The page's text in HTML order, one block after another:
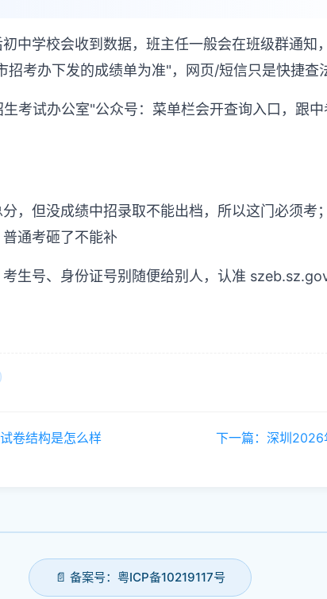
中学校会收到数据，班主任一般会在班级群通知
考办下发的成绩单为准"，网页/短信只是快捷查
考试办公室"公众号：菜单栏会开查询入口，跟
，但没成绩中招录取不能出档，所以这门必须考
通考砸了不能补
生号、身份证号别随便给别人，认准
卷结构是怎么样
下一篇：深圳
📄 备案号：粤ICP备10219117号